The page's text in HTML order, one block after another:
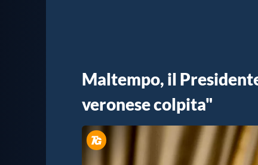
Maltempo, il
veronese colpita"